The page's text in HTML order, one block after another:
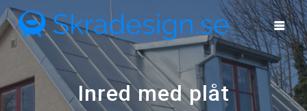
to
content
Inred med plåt